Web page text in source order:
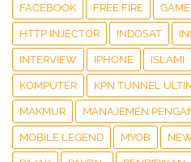
FACEBOOK FREE FIRE GAME
HTTP INJECTOR INDOSAT
INTERVIEW IPHONE ISLAMI
KOMPUTER KPN TUNNEL
MAKMUR MANAJEMEN
MOBILE LEGEND MYOB